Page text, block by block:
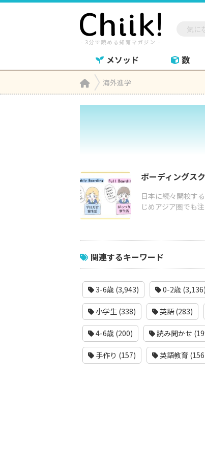
メソッド 数
Home海外進学
ボーディングス
日本に続々開校す
じめアジア圏でも
関連するキーワード
3-6歳 (3,943) 0-2歳 (3,136)
小学生 (338) 英語 (283)
4-6歳 (200) 読み聞かせ
手作り (157) 英語教育